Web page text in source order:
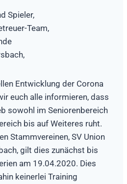
Spieler,
Team,
Entwicklung der Corona
euch alle informieren, dass
sowohl im Seniorenbereich
bis auf Weiteres ruht.
Stammvereinen, SV Union
gilt dies zunächst bis
am 19.04.2020. Dies
keinerlei Training